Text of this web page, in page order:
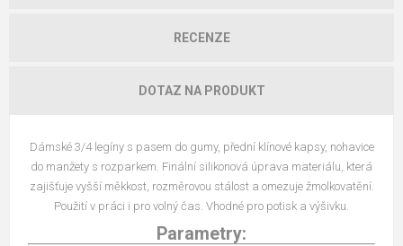
RECENZE
DOTAZ NA PRODUKT
Dámské 3/4 legíny s pasem do gumy, přední klínové kapsy, nohavice
do manžety s rozparkem. Finální silikonová úprava materiálu, která
zajišťuje vyšší měkkost, rozměrovou stálost a omezuje žmolkovatění.
Použití v práci i pro volný čas. Vhodné pro potisk a výšivku.
Parametry: